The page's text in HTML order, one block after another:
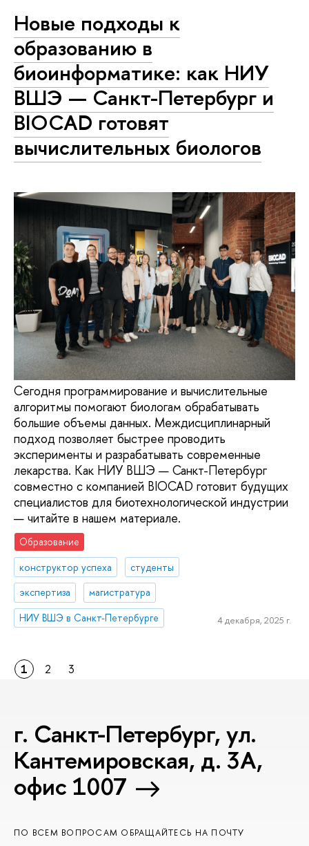
Новые подходы к
образованию в
биоинформатике: как НИУ
ВШЭ — Санкт-Петербург и
BIOCAD готовят
вычислительных биологов
Сегодня программирование и вычислительные
алгоритмы помогают биологам обрабатывать
большие объемы данных. Междисциплинарный
подход позволяет быстрее проводить
эксперименты и разрабатывать современные
лекарства. Как НИУ ВШЭ — Санкт-Петербург
совместно с компанией BIOCAD готовит будущих
специалистов для биотехнологической индустрии
— читайте в нашем материале.
Образование
конструктор успеха
студенты
экспертиза
магистратура
НИУ ВШЭ в Санкт-Петербурге
4 декабря, 2025 г.
1 2 3
г. Санкт-Петербург, ул.
Кантемировская, д. 3А,
офис 1007
ПО ВСЕМ ВОПРОСАМ ОБРАЩАЙТЕСЬ НА ПОЧТУ